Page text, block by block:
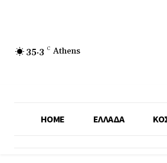
35.3 C Athens
HOME ΕΛΛΑΔΑ